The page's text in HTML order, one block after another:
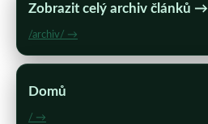
Zobrazit celý archiv článků →
/archiv/ →
Domů
/ →